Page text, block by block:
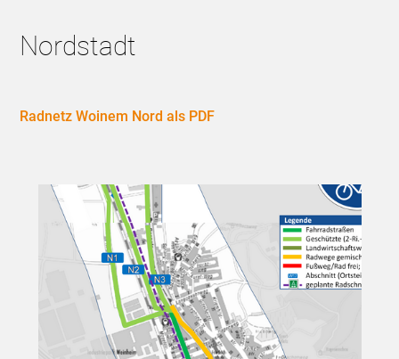
Nordstadt
Radnetz Woinem Nord als PDF